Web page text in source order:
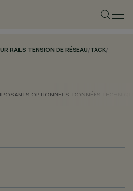
RAILS TENSION DE RÉSEAU/TACK/
OPTIONNELS DONNÉES